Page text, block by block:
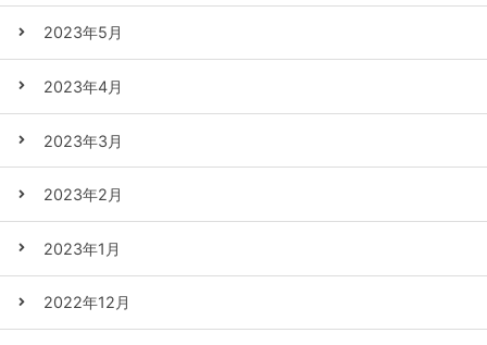
2023年5月
2023年4月
2023年3月
2023年2月
2023年1月
2022年12月